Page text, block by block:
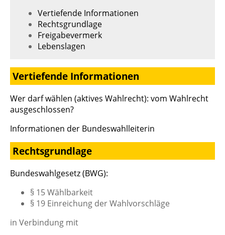
Vertiefende Informationen
Rechtsgrundlage
Freigabevermerk
Lebenslagen
Vertiefende Informationen
Wer darf wählen (aktives Wahlrecht): vom Wahlrecht
ausgeschlossen?
Informationen der Bundeswahlleiterin
Rechtsgrundlage
Bundeswahlgesetz (BWG):
§ 15 Wählbarkeit
§ 19 Einreichung der Wahlvorschläge
in Verbindung mit